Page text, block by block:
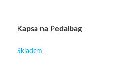
Kapsa na Pedalbag
Skladem